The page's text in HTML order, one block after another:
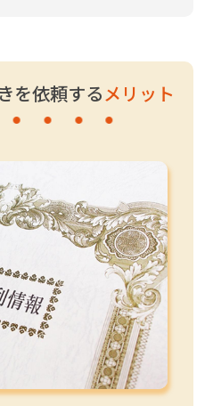
を依頼するメリット